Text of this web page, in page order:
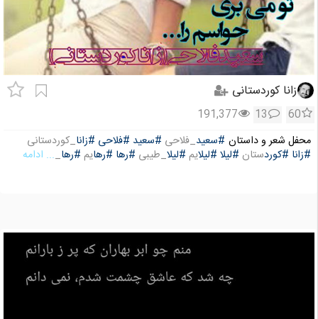
زانا کوردستانی
60
13
191,377
محفل شعر و داستان #سعید_فلاحی #سعید #فلاحی #زانا_کوردستانی
#زانا #کوردستان #لیلا #لیلایم #لیلا_طیبی #رها #رهایم #رها_... ادامه